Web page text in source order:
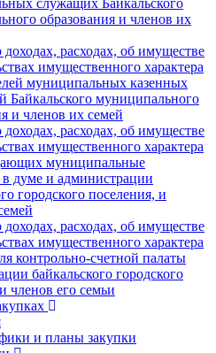
образования и членов их
расходах, об имуществе
имущественного характера
муниципальных казенных
Байкальского муниципального
и членов их семей
расходах, об имуществе
имущественного характера
муниципальные
думе и администрации
городского поселения, и
расходах, об имуществе
имущественного характера
контрольно-счетной палаты
байкальского городского
членов его семьи
и планы закупки